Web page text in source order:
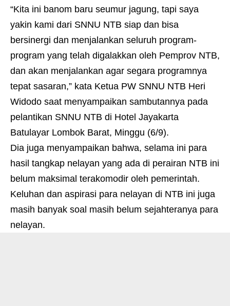
“Kita ini banom baru seumur jagung, tapi saya
yakin kami dari SNNU NTB siap dan bisa
bersinergi dan menjalankan seluruh program-
program yang telah digalakkan oleh Pemprov NTB,
dan akan menjalankan agar segara programnya
tepat sasaran,” kata Ketua PW SNNU NTB Heri
Widodo saat menyampaikan sambutannya pada
pelantikan SNNU NTB di Hotel Jayakarta
Batulayar Lombok Barat, Minggu (6/9).
Dia juga menyampaikan bahwa, selama ini para
hasil tangkap nelayan yang ada di perairan NTB ini
belum maksimal terakomodir oleh pemerintah.
Keluhan dan aspirasi para nelayan di NTB ini juga
masih banyak soal masih belum sejahteranya para
nelayan.